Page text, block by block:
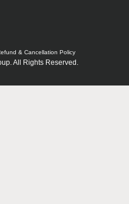
& Cancellation Policy
All Rights Reserved.